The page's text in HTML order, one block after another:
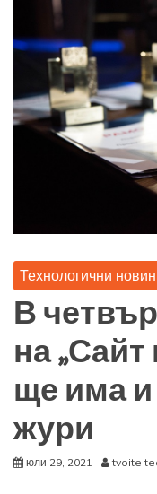
Технологични
В
на „Сайт
ще има
жури
юли 29, 2021 tvoite